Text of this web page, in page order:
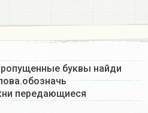
буквы найди
передающиеся